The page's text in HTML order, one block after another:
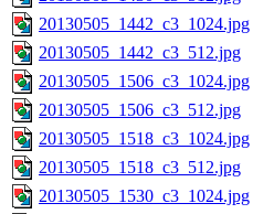
20130505_1442_c3_1024.jpg
20130505_1442_c3_512.jpg
20130505_1506_c3_1024.jpg
20130505_1506_c3_512.jpg
20130505_1518_c3_1024.jpg
20130505_1518_c3_512.jpg
20130505_1530_c3_1024.jpg